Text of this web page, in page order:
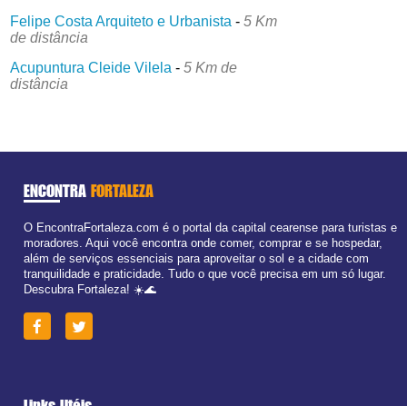
Felipe Costa Arquiteto e Urbanista -5 Km
de distância
Acupuntura Cleide Vilela -5 Km de
distância
ENCONTRA FORTALEZA
O EncontraFortaleza.com é o portal da capital cearense para turistas e
moradores. Aqui você encontra onde comer, comprar e se hospedar,
além de serviços essenciais para aproveitar o sol e a cidade com
tranquilidade e praticidade. Tudo o que você precisa em um só lugar.
Descubra Fortaleza! ☀️🌊